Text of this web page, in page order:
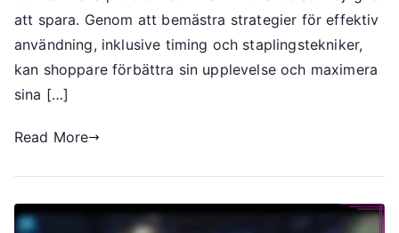
att spara. Genom att bemästra strategier för effektiv
användning, inklusive timing och staplingstekniker,
kan shoppare förbättra sin upplevelse och maximera
sina […]
Read More